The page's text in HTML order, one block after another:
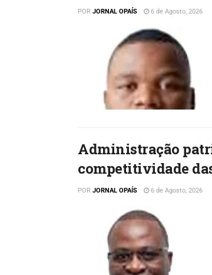
POR JORNAL OPAÍS 6 de Agosto, 2026
Administração
competitividade
POR JORNAL OPAÍS 6 de Agosto, 2026